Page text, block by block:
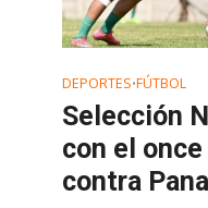
DEPORTES•FÚTBOL
Selección
con el
contra